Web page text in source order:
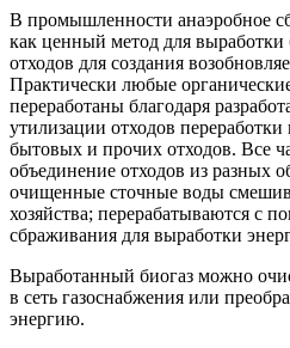
В промышленности анаэробное
как ценный метод для выработки
отходов для создания
Практически любые
переработаны благодаря
утилизации отходов
бытовых и прочих отходов. Все
объединение отходов из разных
очищенные сточные воды
хозяйства; перерабатываются с
сбраживания для выработки
Выработанный биогаз можно
в сеть газоснабжения или
энергию.